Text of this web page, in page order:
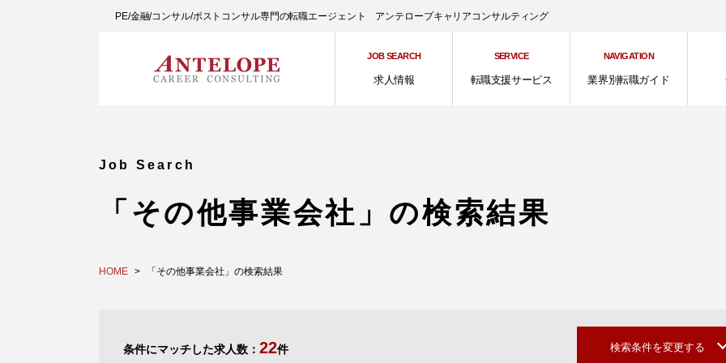
PE/金融/コンサル/ポストコンサル専門の転職エージェント アンテロープキャリアコンサルティング
JOB SEARCH
求人情報
SERVICE
転職支援サービス
NAVIGATION
業界別転職ガイド
Job Search
「その他事業会社」の検索結果
HOME 「その他事業会社」の検索結果
条件にマッチした求人数： 22件 検索条件を変更する